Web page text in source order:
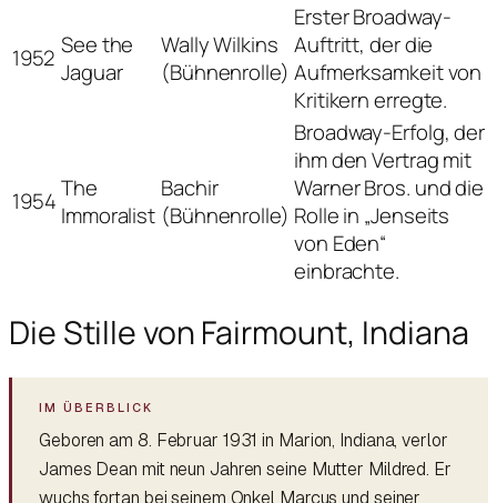
1952 See the
Jaguar
Wally Wilkins
(Bühnenrolle)
Erster Broadway-
Auftritt, der die
Aufmerksamkeit von
Kritikern erregte.
1954The
Immoralist
Bachir
(Bühnenrolle)
Broadway-Erfolg, der
ihm den Vertrag mit
Warner Bros. und die
Rolle in „Jenseits
von Eden“
einbrachte.
Die Stille von Fairmount, Indiana
Geboren am 8. Februar 1931 in Marion, Indiana, verlor
James Dean mit neun Jahren seine Mutter Mildred. Er
wuchs fortan bei seinem Onkel Marcus und seiner